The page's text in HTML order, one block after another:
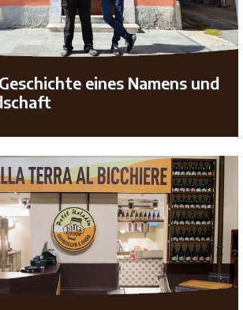
eines Namens und